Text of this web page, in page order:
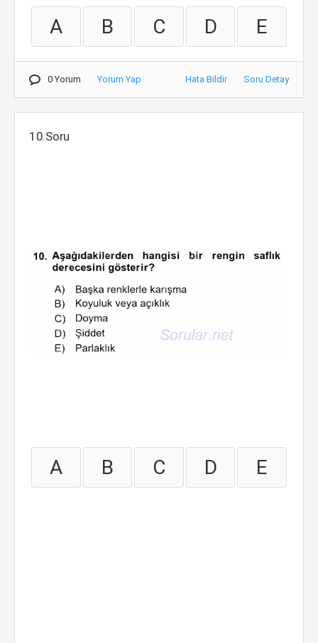
A B C D E
0 Yorum Yorum Yap Hata Bildir Soru Detay
10.Soru
A B C D E